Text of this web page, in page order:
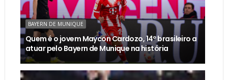
BAYERN DE MUNIQUE
Quem é o jovem Maycon Cardozo, 14º brasileiro a
atuar pelo Bayern de Munique na história